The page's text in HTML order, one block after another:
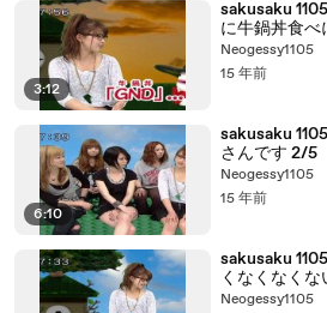
3:12
sakusaku
に牛鍋丼食べ
Neogessy1105
15 年前
6:10
sakusaku
さんです 2/5
Neogessy1105
15 年前
sakusaku
くなくなく
Neogessy1105